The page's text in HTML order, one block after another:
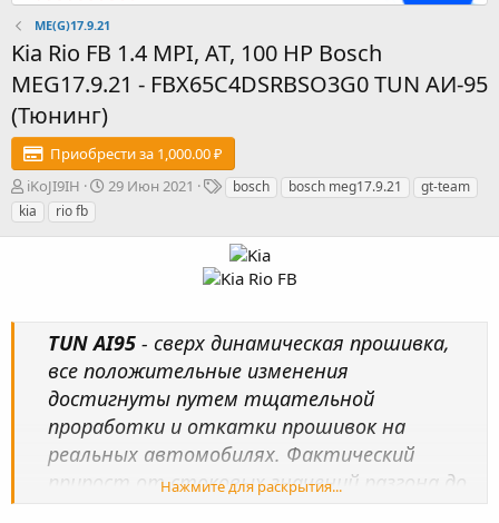
ME(G)17.9.21
Kia Rio FB 1.4 MPI, AT, 100 HP Bosch
MEG17.9.21 - FBX65C4DSRBSO3G0 TUN АИ-95
(Тюнинг)
Приобрести за 1,000.00 ₽
А
в
т
iKoJI9IH
Д
а
н
и
я
29 Июн 2021
Т
и
bosch bosch meg17.9.21
gt-team
kia
rio fb
TUN AI95 - сверх динамическая прошивка,
все положительные изменения
достигнуты путем тщательной
проработки и откатки прошивок на
реальных автомобилях. Фактический
прирост от стоковых значений разгона до
Нажмите для раскрытия...